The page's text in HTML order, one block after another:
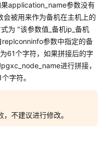
application_name参数没有
被用来作为备机在主机上的
为 "该参数值_备机ip_备机
参数中指定的备
61个字符，如果拼接后的字
进行拼接，
字符。
不建议进行修改。